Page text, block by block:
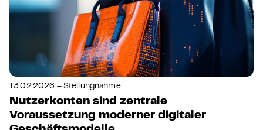
13.02.2026 – Stellungnahme
Nutzerkonten sind zentrale
Voraussetzung moderner digitaler